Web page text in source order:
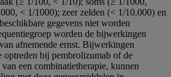
< 1/1000); zeer zelden (< 1/10.000) en
gegevens niet worden
worden de bijwerkingen
afnemende ernst. Bijwerkingen
optreden bij pembrolizumab of de
een combinatietherapie, kunnen